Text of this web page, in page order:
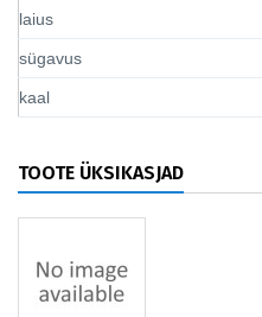
laius
sügavus
kaal
TOOTE ÜKSIKASJAD